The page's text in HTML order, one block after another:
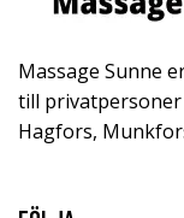
Massage Sunne
till privatpersoner
Hagfors,